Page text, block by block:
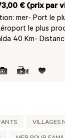
€ (prix par
mer- Port le
le plus
40 Km-
VILLAGES